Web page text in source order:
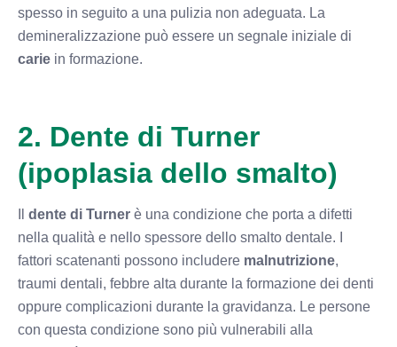
spesso in seguito a una pulizia non adeguata. La
demineralizzazione può essere un segnale iniziale di
carie in formazione.
2. Dente di Turner
(ipoplasia dello smalto)
dente di Turner è una condizione che porta a difetti
nella qualità e nello spessore dello smalto dentale. I
fattori scatenanti possono includere malnutrizione,
traumi dentali, febbre alta durante la formazione dei denti
oppure complicazioni durante la gravidanza. Le persone
con questa condizione sono più vulnerabili alla